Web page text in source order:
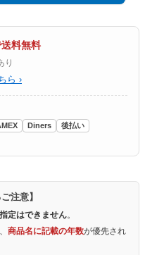
料無料
り
ら ›
Diners
後払い
注意】
定はできません。
商品名に記載の年数が優先され